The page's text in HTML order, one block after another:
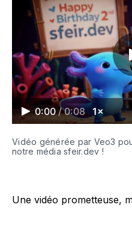
0:00 / 0:08 1×
Vidéo générée par Veo3
notre média sfeir.dev !
Une vidéo prometteuse,